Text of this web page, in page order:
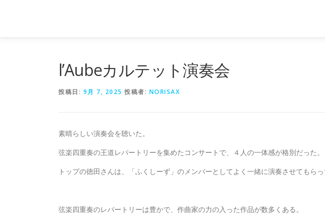
ン
l’Aubeカルテット演奏会
投稿日: 9月 7, 2025 投稿者: NORISAX
素晴らしい演奏会を聴いた。
弦楽四重奏の王道レパートリーを集めたコンサートで、４人の一体感が格別だった。
トップの徳田さんは、「ふくしーず」のメンバーとしてよく一緒に演奏させてもらっ
弦楽四重奏のレパートリーは豊かで、作曲家の力の入った作品が数多くある。